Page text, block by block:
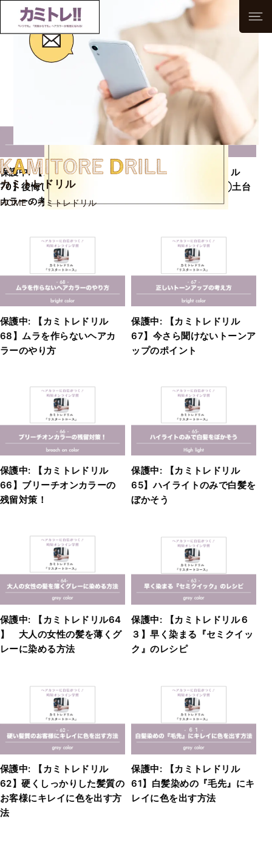
カミトレドリル
HOME>カミトレドリル
保護中: 【カミトレドリル
70】後悔しないブリーチオン
カラーの考え方
保護中: 【カミトレドリル
69】ブリーチの基本①土台
作りが超大事！
保護中: 【カミトレドリル
68】ムラを作らないヘアカ
ラーのやり方
保護中: 【カミトレドリル
67】今さら聞けないトーンア
ップのポイント
保護中: 【カミトレドリル
66】ブリーチオンカラーの
残留対策！
保護中: 【カミトレドリル
65】ハイライトのみで白髪を
ぼかそう
保護中: 【カミトレドリル64
】 大人の女性の髪を薄くグ
レーに染める方法
保護中: 【カミトレドリル６
３】早く染まる『セミクイッ
ク』のレシピ
保護中: 【カミトレドリル
62】硬くしっかりした髪質の
お客様にキレイに色を出す方
法
保護中: 【カミトレドリル
61】白髪染めの『毛先』にキ
レイに色を出す方法